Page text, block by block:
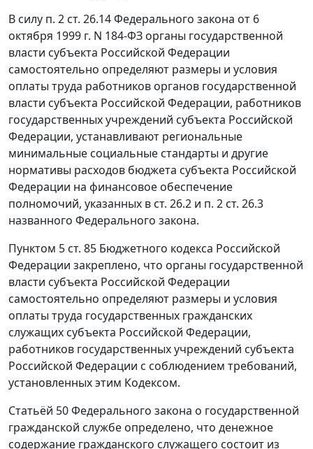
В силу п. 2 ст. 26.14Федерального закона от 6
октября 1999 г. N 184-ФЗ органы государственной
власти субъекта Российской Федерации
самостоятельно определяют размеры и условия
оплаты труда работников органов государственной
власти субъекта Российской Федерации, работников
государственных учреждений субъекта Российской
Федерации, устанавливают региональные
минимальные социальные стандарты и другие
нормативы расходов бюджета субъекта Российской
Федерации на финансовое обеспечение
полномочий, указанных в ст. 26.2 и п. 2 ст. 26.3
названного Федерального закона.
Пунктом 5 ст. 85 Бюджетного кодекса Российской
Федерации закреплено, что органы государственной
власти субъекта Российской Федерации
самостоятельно определяют размеры и условия
оплаты труда государственных гражданских
служащих субъекта Российской Федерации,
работников государственных учреждений субъекта
Российской Федерации с соблюдением требований,
установленных этим Кодексом.
Статьёй 50Федерального закона о государственной
гражданской службе определено, что денежное
содержание гражданского служащего состоит из